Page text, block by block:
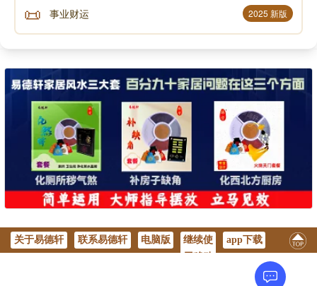
📜 事业财运 2025 新版
关于易德轩 联系易德轩 电脑版
继续使
app下载